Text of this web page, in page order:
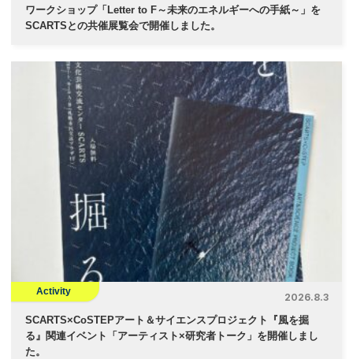
ワークショップ「Letter to F～未来のエネルギーへの手紙～」を
SCARTSとの共催展覧会で開催しました。
Activity
2026.8.3
SCARTS×CoSTEPアート＆サイエンスプロジェクト『風を掘
る』関連イベント「アーティスト×研究者トーク」を開催しまし
た。